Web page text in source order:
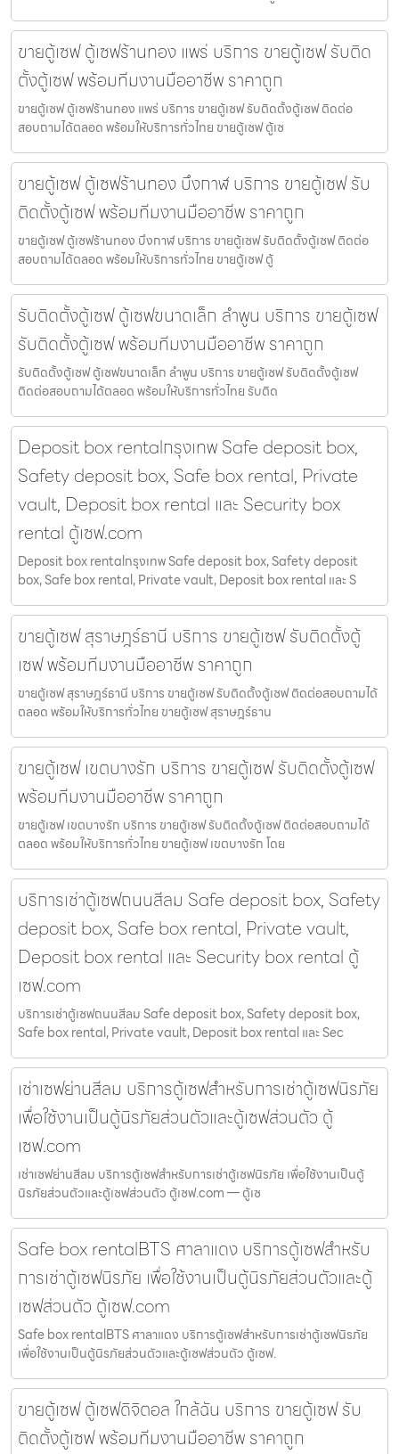
ขายตู้เซฟ ตู้เซฟร้านทอง แพร่ บริการ ขายตู้เซฟ รับติด
ตั้งตู้เซฟ พร้อมทีมงานมืออาชีพ ราคาถูก
ขายตู้เซฟ ตู้เซฟร้านทอง แพร่ บริการ ขายตู้เซฟ รับติดตั้งตู้เซฟ ติดต่อ
สอบถามได้ตลอด พร้อมให้บริการทั่วไทย ขายตู้เซฟ ตู้เซ
ขายตู้เซฟ ตู้เซฟร้านทอง บึงกาฬ บริการ ขายตู้เซฟ รับ
ติดตั้งตู้เซฟ พร้อมทีมงานมืออาชีพ ราคาถูก
ขายตู้เซฟ ตู้เซฟร้านทอง บึงกาฬ บริการ ขายตู้เซฟ รับติดตั้งตู้เซฟ ติดต่อ
สอบถามได้ตลอด พร้อมให้บริการทั่วไทย ขายตู้เซฟ ตู้
รับติดตั้งตู้เซฟ ตู้เซฟขนาดเล็ก ลำพูน บริการ ขายตู้เซฟ
รับติดตั้งตู้เซฟ พร้อมทีมงานมืออาชีพ ราคาถูก
รับติดตั้งตู้เซฟ ตู้เซฟขนาดเล็ก ลำพูน บริการ ขายตู้เซฟ รับติดตั้งตู้เซฟ
ติดต่อสอบถามได้ตลอด พร้อมให้บริการทั่วไทย รับติด
Deposit box rentalกรุงเทพ Safe deposit box,
Safety deposit box, Safe box rental, Private
vault, Deposit box rental และ Security box
rental ตู้เซฟ.com
Deposit box rentalกรุงเทพ Safe deposit box, Safety deposit
box, Safe box rental, Private vault, Deposit box rental และ S
ขายตู้เซฟ สุราษฎร์ธานี บริการ ขายตู้เซฟ รับติดตั้งตู้
เซฟ พร้อมทีมงานมืออาชีพ ราคาถูก
ขายตู้เซฟ สุราษฎร์ธานี บริการ ขายตู้เซฟ รับติดตั้งตู้เซฟ ติดต่อสอบถามได้
ตลอด พร้อมให้บริการทั่วไทย ขายตู้เซฟ สุราษฎร์ธาน
ขายตู้เซฟ เขตบางรัก บริการ ขายตู้เซฟ รับติดตั้งตู้เซฟ
พร้อมทีมงานมืออาชีพ ราคาถูก
ขายตู้เซฟ เขตบางรัก บริการ ขายตู้เซฟ รับติดตั้งตู้เซฟ ติดต่อสอบถามได้
ตลอด พร้อมให้บริการทั่วไทย ขายตู้เซฟ เขตบางรัก โดย
บริการเช่าตู้เซฟถนนสีลม Safe deposit box, Safety
deposit box, Safe box rental, Private vault,
Deposit box rental และ Security box rental ตู้
เซฟ.com
บริการเช่าตู้เซฟถนนสีลม Safe deposit box, Safety deposit box,
Safe box rental, Private vault, Deposit box rental และ Sec
เช่าเซฟย่านสีลม บริการตู้เซฟสำหรับการเช่าตู้เซฟนิรภัย
เพื่อใช้งานเป็นตู้นิรภัยส่วนตัวและตู้เซฟส่วนตัว ตู้
เซฟ.com
เช่าเซฟย่านสีลม บริการตู้เซฟสำหรับการเช่าตู้เซฟนิรภัย เพื่อใช้งานเป็นตู้
นิรภัยส่วนตัวและตู้เซฟส่วนตัว ตู้เซฟ.com — ตู้เซ
Safe box rentalBTS ศาลาแดง บริการตู้เซฟสำหรับ
การเช่าตู้เซฟนิรภัย เพื่อใช้งานเป็นตู้นิรภัยส่วนตัวและตู้
เซฟส่วนตัว ตู้เซฟ.com
Safe box rentalBTS ศาลาแดง บริการตู้เซฟสำหรับการเช่าตู้เซฟนิรภัย
เพื่อใช้งานเป็นตู้นิรภัยส่วนตัวและตู้เซฟส่วนตัว ตู้เซฟ.
ขายตู้เซฟ ตู้เซฟดิจิตอล ใกล้ฉัน บริการ ขายตู้เซฟ รับ
ติดตั้งตู้เซฟ พร้อมทีมงานมืออาชีพ ราคาถูก